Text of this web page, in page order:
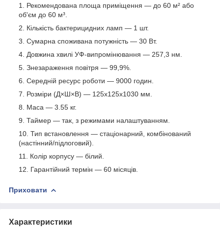
Рекомендована площа приміщення — до 60 м² або
об'єм до 60 м³.
Кількість бактерицидних ламп — 1 шт.
Сумарна споживана потужність — 30 Вт.
Довжина хвилі УФ-випромінювання — 257,3 нм.
Знезараження повітря — 99,9%.
Середній ресурс роботи — 9000 годин.
Розміри (Д×Ш×В) — 125x125x1030 мм.
Маса — 3.55 кг.
Таймер — так, з режимами налаштуванням.
Тип встановлення — стаціонарний, комбінований
(настінний/підлоговий).
Колір корпусу — білий.
Гарантійний термін — 60 місяців.
Приховати
Характеристики